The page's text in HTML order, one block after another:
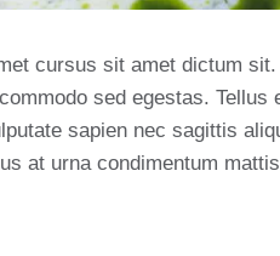
cursus sit amet dictum
sed egestas.
sapien nec sagittis
at urna condimentum